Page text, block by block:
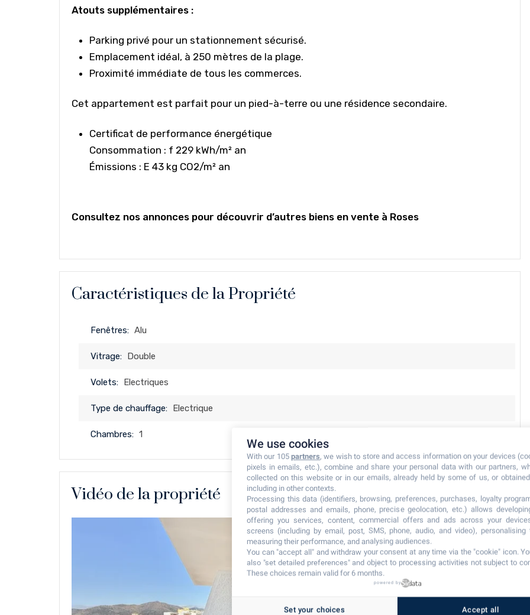
Atouts supplémentaires :
Parking privé pour un stationnement sécurisé.
Emplacement idéal, à 250 mètres de la plage.
Proximité immédiate de tous les commerces.
Cet appartement est parfait pour un pied-à-terre ou une résidence secondaire.
Certificat de performance énergétique
Consommation : f 229 kWh/m² an
Émissions : E 43 kg CO2/m² an
Consultez nos annonces pour découvrir d’autres biens en vente à Roses
Caractéristiques de la Propriété
Fenêtres: Alu
Vitrage: Double
Volets: Electriques
Type de chauffage: Electrique
Chambres: 1
Vidéo de la propriété
We use cookies
With our 105partners, we wish to store and access information on your devices
pixels in emails, etc.), combine and share your personal data with our partners,
collected on this website or in our emails, already held by some of us, or obtained
including in other contexts.
Processing this data (identifiers, browsing, preferences, purchases, loyalty
postal addresses and emails, phone, precise geolocation, etc.) allows
offering you services, content, commercial offers and ads across your
screens (including by email, post, SMS, phone, audio, and video), personalising
measuring their performance, and analysing audiences.
You can "accept all" and withdraw your consent at any time via the "cookie" icon.
also "set detailed preferences" and object to processing activities not subject to
These choices remain valid for 6 months.
powered by
Set your choices Accept all